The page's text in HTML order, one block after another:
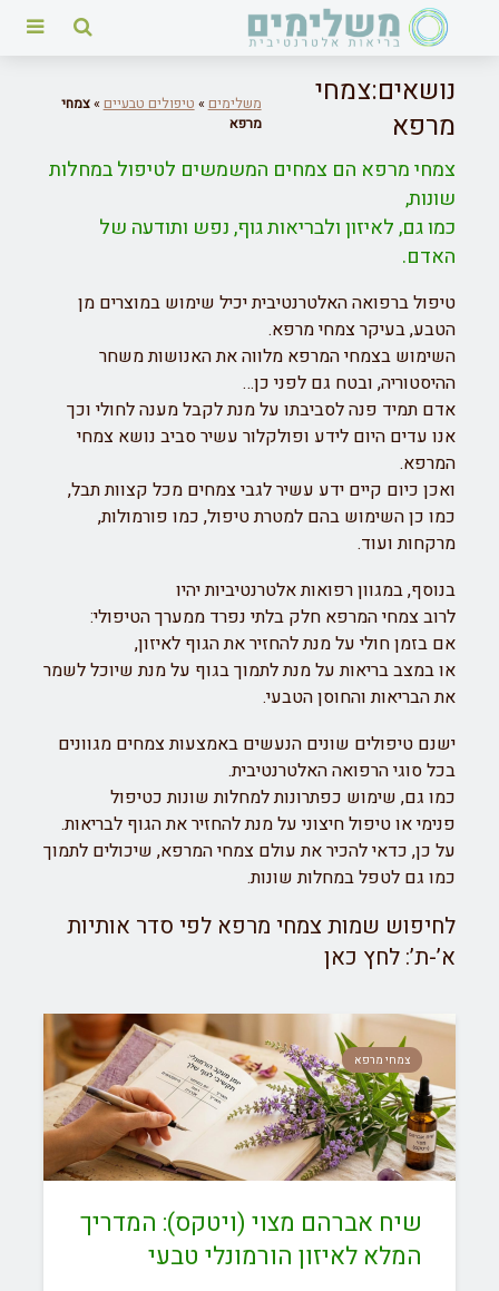
נושאים:צמחי
מרפא
משלימים » טיפולים טבעיים »צמחי
מרפא
צמחי מרפא הם צמחים המשמשים לטיפול במחלות
שונות,
כמו גם, לאיזון ולבריאות גוף, נפש ותודעה של
האדם.
טיפול ברפואה האלטרנטיבית יכיל שימוש במוצרים מן
הטבע, בעיקר צמחי מרפא.
השימוש בצמחי המרפא מלווה את האנושות משחר
ההיסטוריה, ובטח גם לפני כן…
אדם תמיד פנה לסביבתו על מנת לקבל מענה לחולי וכך
אנו עדים היום לידע ופולקלור עשיר סביב נושא צמחי
המרפא.
ואכן כיום קיים ידע עשיר לגבי צמחים מכל קצוות תבל,
כמו כן השימוש בהם למטרת טיפול, כמו פורמולות,
מרקחות ועוד.
בנוסף, במגוון רפואות אלטרנטיביות יהיו
לרובצמחיהמרפא חלק בלתי נפרד ממערך הטיפולי:
אם בזמן חולי על מנת להחזיר את הגוף לאיזון,
או במצב בריאות על מנת לתמוך בגוף על מנת שיוכל לשמר
את הבריאות והחוסן הטבעי.
ישנם טיפולים שונים הנעשים באמצעות צמחים מגוונים
בכל סוגי הרפואה האלטרנטיבית.
כמו גם, שימוש כפתרונות למחלות שונות כטיפול
פנימיאוטיפול חיצוני על מנת להחזיר את הגוף לבריאות.
על כן, כדאי להכיר את עולם צמחי המרפא, שיכולים לתמוך
כמו גם לטפל במחלות שונות.
לחיפוש שמות צמחי מרפא לפי סדר אותיות
א’-ת’: לחץ כאן
צמחי מרפא
שיח אברהם מצוי (ויטקס): המדריך
המלא לאיזון הורמונלי טבעי